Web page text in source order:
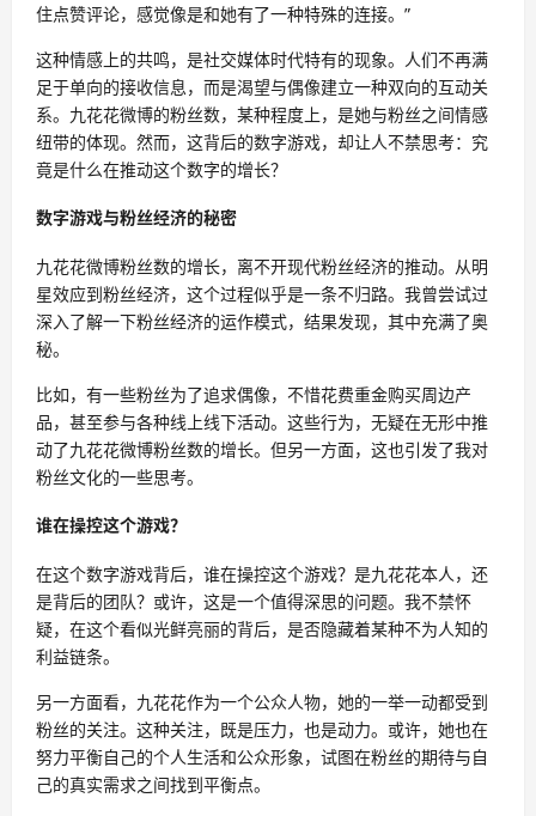
住点赞评论，感觉像是和她有了一种特殊的连接。”
这种情感上的共鸣，是社交媒体时代特有的现象。人们不再满
足于单向的接收信息，而是渴望与偶像建立一种双向的互动关
系。九花花微博的粉丝数，某种程度上，是她与粉丝之间情感
纽带的体现。然而，这背后的数字游戏，却让人不禁思考：究
竟是什么在推动这个数字的增长？
数字游戏与粉丝经济的秘密
九花花微博粉丝数的增长，离不开现代粉丝经济的推动。从明
星效应到粉丝经济，这个过程似乎是一条不归路。我曾尝试过
深入了解一下粉丝经济的运作模式，结果发现，其中充满了奥
秘。
比如，有一些粉丝为了追求偶像，不惜花费重金购买周边产
品，甚至参与各种线上线下活动。这些行为，无疑在无形中推
动了九花花微博粉丝数的增长。但另一方面，这也引发了我对
粉丝文化的一些思考。
谁在操控这个游戏？
在这个数字游戏背后，谁在操控这个游戏？是九花花本人，还
是背后的团队？或许，这是一个值得深思的问题。我不禁怀
疑，在这个看似光鲜亮丽的背后，是否隐藏着某种不为人知的
利益链条。
另一方面看，九花花作为一个公众人物，她的一举一动都受到
粉丝的关注。这种关注，既是压力，也是动力。或许，她也在
努力平衡自己的个人生活和公众形象，试图在粉丝的期待与自
己的真实需求之间找到平衡点。